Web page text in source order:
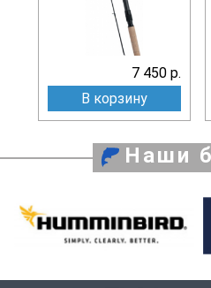
7 450 р.
В корзину
Наши